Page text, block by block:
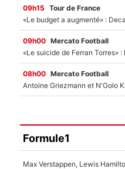
09h15 Tour de France
09h00 Mercato Football
08h00 Mercato Football
Formule1